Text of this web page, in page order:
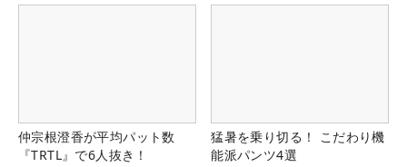
仲宗根澄香が平均パット数
『TRTL』で6人抜き！
猛暑を乗り切る！ こだわり機
能派パンツ4選